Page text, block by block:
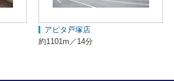
アピタ戸塚店
約1101m／14分